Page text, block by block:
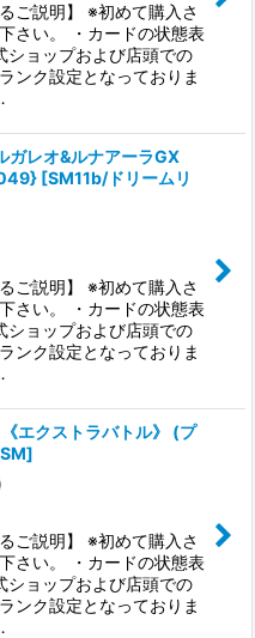
ご説明】 ※初めて購入さ
さい。 ・カードの状態表
ショップおよび店頭での
ンク設定となっておりま
ガレオ&ルナアーラGX
[SM11b/ドリームリ
ご説明】 ※初めて購入さ
さい。 ・カードの状態表
ショップおよび店頭での
ンク設定となっておりま
《エクストラバトル》 (プ
ご説明】 ※初めて購入さ
さい。 ・カードの状態表
ショップおよび店頭での
ンク設定となっておりま